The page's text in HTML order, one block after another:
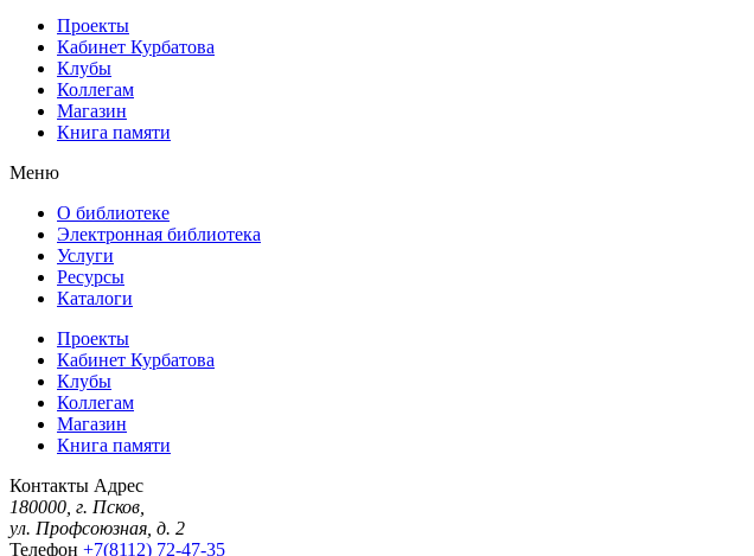
Проекты
Кабинет Курбатова
Клубы
Коллегам
Магазин
Книга памяти
Меню
О библиотеке
Электронная библиотека
Услуги
Ресурсы
Каталоги
Проекты
Кабинет Курбатова
Клубы
Коллегам
Магазин
Книга памяти
Контакты Адрес
180000, г. Псков,
ул. Профсоюзная, д. 2
Телефон +7(8112) 72-47-35